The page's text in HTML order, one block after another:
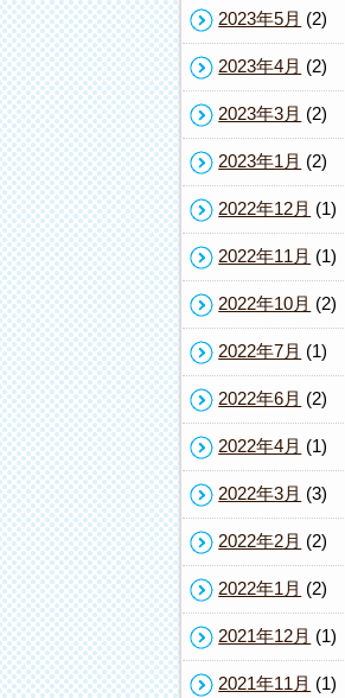
2023年5月 (2)
2023年4月 (2)
2023年3月 (2)
2023年1月 (2)
2022年12月 (1)
2022年11月 (1)
2022年10月 (2)
2022年7月 (1)
2022年6月 (2)
2022年4月 (1)
2022年3月 (3)
2022年2月 (2)
2022年1月 (2)
2021年12月 (1)
2021年11月 (1)